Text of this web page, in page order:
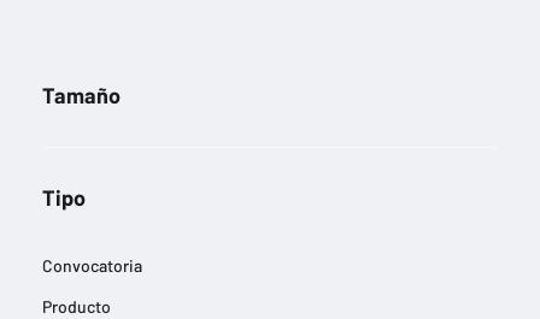
Tamaño
Tipo
Convocatoria
Producto